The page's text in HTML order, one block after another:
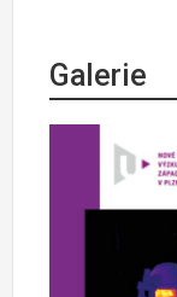
Galerie